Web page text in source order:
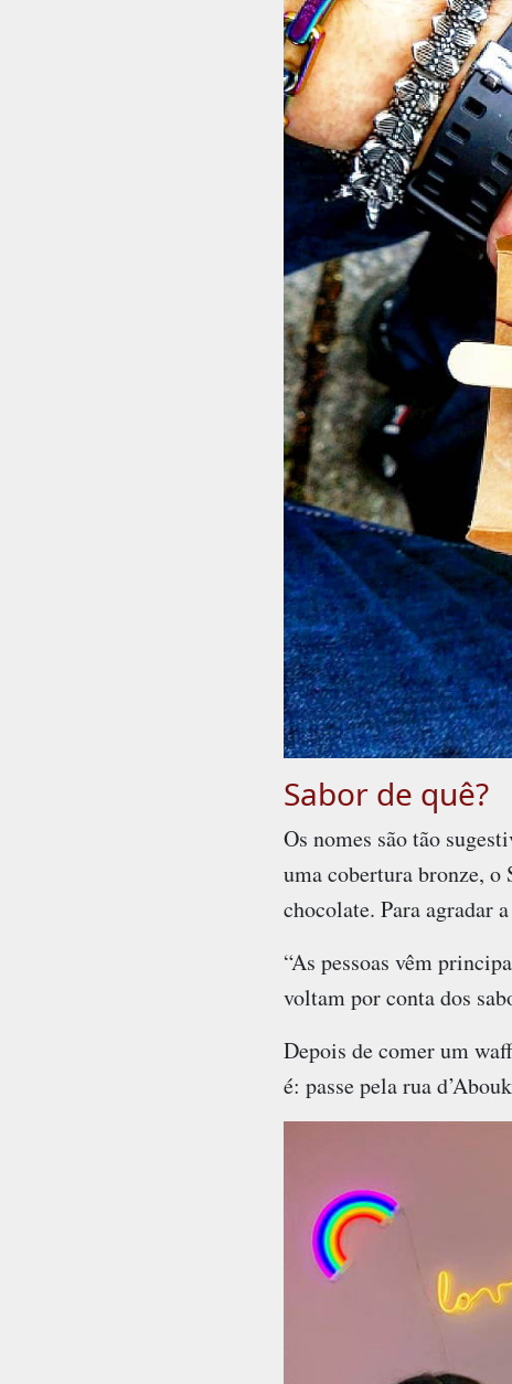
Sabor de quê?
Os nomes são tão
uma cobertura bronze, o
chocolate. Para agradar
“As pessoas vêm
voltam por conta dos
Depois de comer um
é: passe pela rua